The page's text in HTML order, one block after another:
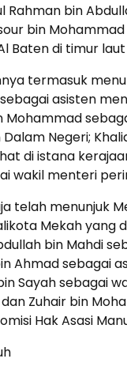
Rahman bin
bin
Baten di timur laut
termasuk
asisten
Mohammad
Negeri;
di istana
wakil menteri
telah menunjuk
Mekah yang
bin Mahdi
Ahmad sebagai
Sayah sebagai
Zuhair bin
Hak Asasi